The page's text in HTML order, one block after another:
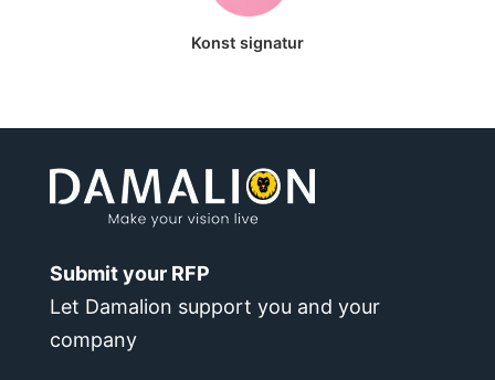
Konst signatur
Submit your RFP
Let Damalion support you and your
company